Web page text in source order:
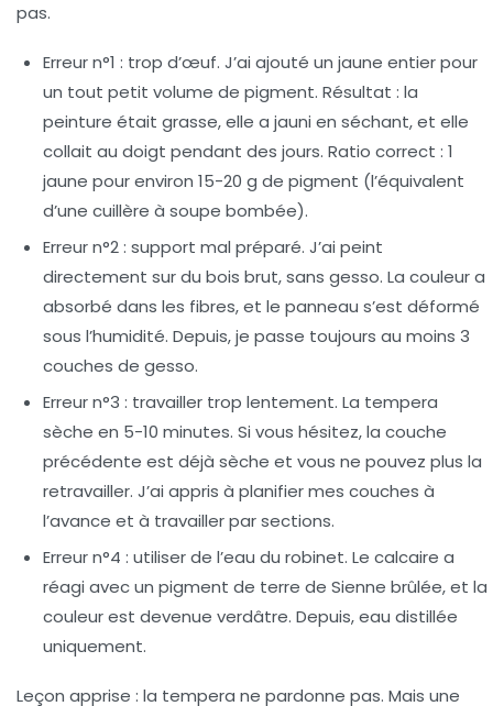
pas.
Erreur n°1 : trop d’œuf. J’ai ajouté un jaune entier pour
un tout petit volume de pigment. Résultat : la
peinture était grasse, elle a jauni en séchant, et elle
collait au doigt pendant des jours. Ratio correct : 1
jaune pour environ 15-20 g de pigment (l’équivalent
d’une cuillère à soupe bombée).
Erreur n°2 : support mal préparé. J’ai peint
directement sur du bois brut, sans gesso. La couleur a
absorbé dans les fibres, et le panneau s’est déformé
sous l’humidité. Depuis, je passe toujours au moins 3
couches de gesso.
Erreur n°3 : travailler trop lentement. La tempera
sèche en 5-10 minutes. Si vous hésitez, la couche
précédente est déjà sèche et vous ne pouvez plus la
retravailler. J’ai appris à planifier mes couches à
l’avance et à travailler par sections.
Erreur n°4 : utiliser de l’eau du robinet. Le calcaire a
réagi avec un pigment de terre de Sienne brûlée, et la
couleur est devenue verdâtre. Depuis, eau distillée
uniquement.
Leçon apprise : la tempera ne pardonne pas. Mais une